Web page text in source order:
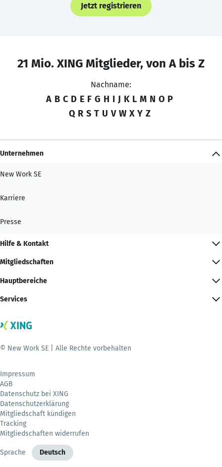
Jetzt registrieren
21 Mio. XING Mitglieder, von A bis Z
Nachname:
A B C D E F G H I J K L M N O P
Q R S T U V W X Y Z
Unternehmen
New Work SE
Karriere
Presse
Hilfe & Kontakt
Mitgliedschaften
Hauptbereiche
Services
© New Work SE | Alle Rechte vorbehalten
Impressum
AGB
Datenschutz bei XING
Datenschutzerklärung
Mitgliedschaft kündigen
Tracking
Mitgliedschaften widerrufen
Sprache Deutsch